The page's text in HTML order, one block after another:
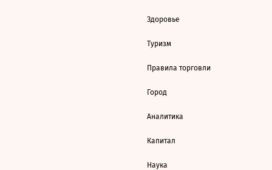
Здоровье
Туризм
Правила торговли
Город
Аналитика
Капитал
Наука